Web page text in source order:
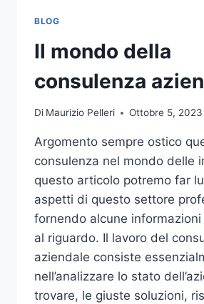
PER
L’ARREDO
GIARDINO
BLOG
Il mondo della
consulenza
Di Maurizio Pelleri Ottobre 5, 2023
Argomento sempre ostico
consulenza nel mondo delle
questo articolo potremo far
aspetti di questo settore
fornendo alcune
al riguardo. Il lavoro del
aziendale consiste
nell’analizzare lo stato
trovare, le giuste soluzioni,